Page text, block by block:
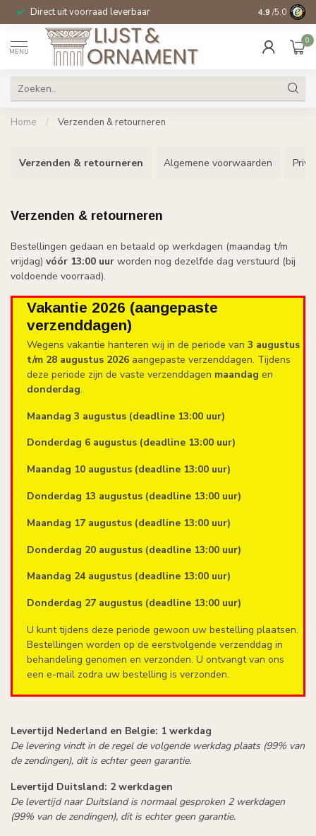
Direct uit voorraad leverbaar 14 dagen
4.9 /5.0
MENU
0
Home / Verzenden & retourneren
Verzenden & retourneren Algemene voorwaarden
Verzenden & retourneren
Bestellingen gedaan en betaald op werkdagen (maandag t/m
vrijdag) vóór 13:00 uur worden nog dezelfde dag verstuurd (bij
voldoende voorraad).
Vakantie 2026 (aangepaste
verzenddagen)
Wegens vakantie hanteren wij in de periode van 3 augustus
t/m 28 augustus 2026 aangepaste verzenddagen. Tijdens
deze periode zijn de vaste verzenddagen maandag en
donderdag.
Maandag 3 augustus (deadline 13:00 uur)
Donderdag 6 augustus (deadline 13:00 uur)
Maandag 10 augustus (deadline 13:00 uur)
Donderdag 13 augustus (deadline 13:00 uur)
Maandag 17 augustus (deadline 13:00 uur)
Donderdag 20 augustus (deadline 13:00 uur)
Maandag 24 augustus (deadline 13:00 uur)
Donderdag 27 augustus (deadline 13:00 uur)
U kunt tijdens deze periode gewoon uw bestelling plaatsen.
Bestellingen worden op de eerstvolgende verzenddag in
behandeling genomen en verzonden. U ontvangt van ons
een e-mail zodra uw bestelling is verzonden.
Levertijd Nederland en Belgie: 1 werkdag
De levering vindt in de regel de volgende werkdag plaats (99% van
de zendingen), dit is echter geen garantie.
Levertijd Duitsland: 2 werkdagen
De levertijd naar Duitsland is normaal gesproken 2 werkdagen
(99% van de zendingen), dit is echter geen garantie.